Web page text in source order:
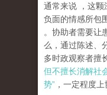
通常来说 ，这
负面的情感所包
。协助者需要让
么，通过陈述、
多时政观察者擅
但不擅长消解社
势” ，一定程度